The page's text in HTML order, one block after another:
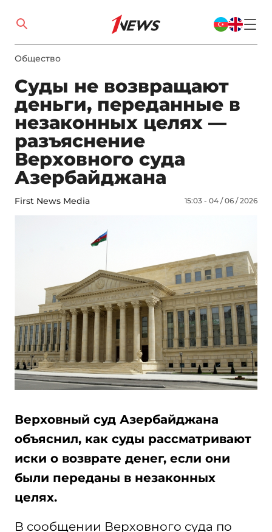
Общество
Суды не возвращают
деньги, переданные в
незаконных целях —
разъяснение
Верховного суда
Азербайджана
First News Media 15:03 - 04 / 06 / 2026
Верховный суд Азербайджана
объяснил, как суды рассматривают
иски о возврате денег, если они
были переданы в незаконных
целях.
В сообщении Верховного суда по